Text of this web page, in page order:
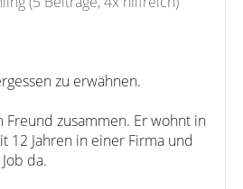
zu erwähnen.
zusammen. Er wohnt in
12 Jahren in einer Firma und
da.